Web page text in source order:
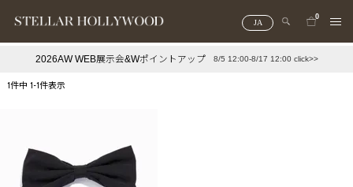
JA
0
2026AW WEB展示会&Wポイントアップ 8/5 12:00-8/17 12:00 click>>
1件中 1-1件表示